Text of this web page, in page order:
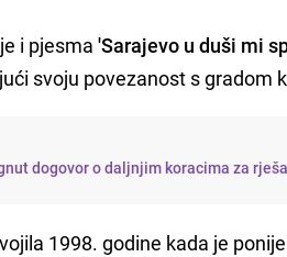
i pjesma'Sarajevo u duši mi
svoju povezanost s gradom
dogovor o daljnjim koracima za
1998. godine kada je